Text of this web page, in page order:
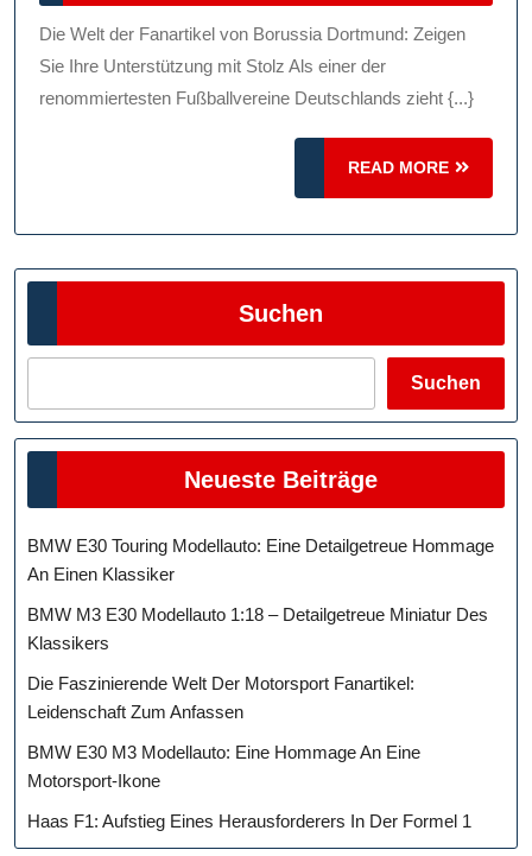
Borussia
Dortmund
Für
2026
Die Welt der Fanartikel von Borussia Dortmund: Zeigen
Sie Ihre Unterstützung mit Stolz Als einer der
renommiertesten Fußballvereine Deutschlands zieht {...}
READ MORE
READ
MORE
Suchen
Suchen
Neueste Beiträge
BMW E30 Touring Modellauto: Eine Detailgetreue Hommage
An Einen Klassiker
BMW M3 E30 Modellauto 1:18 – Detailgetreue Miniatur Des
Klassikers
Die Faszinierende Welt Der Motorsport Fanartikel:
Leidenschaft Zum Anfassen
BMW E30 M3 Modellauto: Eine Hommage An Eine
Motorsport-Ikone
Haas F1: Aufstieg Eines Herausforderers In Der Formel 1